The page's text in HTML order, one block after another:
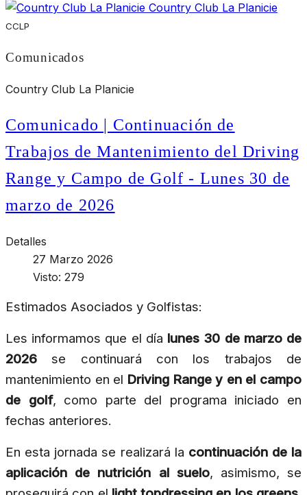
Country Club La Planicie
CCLP
Comunicados
Country Club La Planicie
Comunicado | Continuación de
Trabajos de Mantenimiento del Driving
Range y Campo de Golf - Lunes 30 de
marzo de 2026
Detalles
27 Marzo 2026
Visto: 279
Estimados Asociados y Golfistas:
Les informamos que el día lunes 30 de marzo de
2026 se continuará con los trabajos de
mantenimiento en el Driving Range y en el campo
de golf, como parte del programa iniciado en
fechas anteriores.
En esta jornada se realizará la continuación de la
aplicación de nutrición al suelo, asimismo, se